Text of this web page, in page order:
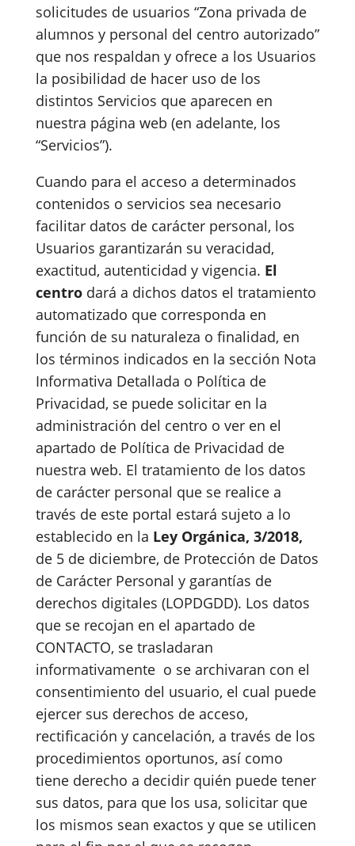
solicitudes de usuarios “Zona privada de
alumnos y personal del centro autorizado”
que nos respaldan y ofrece a los Usuarios
la posibilidad de hacer uso de los
distintos Servicios que aparecen en
nuestra página web (en adelante, los
“Servicios”).
Cuando para el acceso a determinados
contenidos o servicios sea necesario
facilitar datos de carácter personal, los
Usuarios garantizarán su veracidad,
exactitud, autenticidad y vigencia. El
centrodará a dichos datos el tratamiento
automatizado que corresponda en
función de su naturaleza o finalidad, en
los términos indicados en la sección Nota
Informativa Detallada o Política de
Privacidad, se puede solicitar en la
administración del centro o ver en el
apartado de Política de Privacidad de
nuestra web. El tratamiento de los datos
de carácter personal que se realice a
través de este portal estará sujeto a lo
establecido en la Ley Orgánica, 3/2018,
de 5 de diciembre, de Protección de Datos
de Carácter Personal y garantías de
derechos digitales (LOPDGDD). Los datos
que se recojan en el apartado de
CONTACTO, se trasladaran
informativamente o se archivaran con el
consentimiento del usuario, el cual puede
ejercer sus derechos de acceso,
rectificación y cancelación, a través de los
procedimientos oportunos, así como
tiene derecho a decidir quién puede tener
sus datos, para que los usa, solicitar que
los mismos sean exactos y que se utilicen